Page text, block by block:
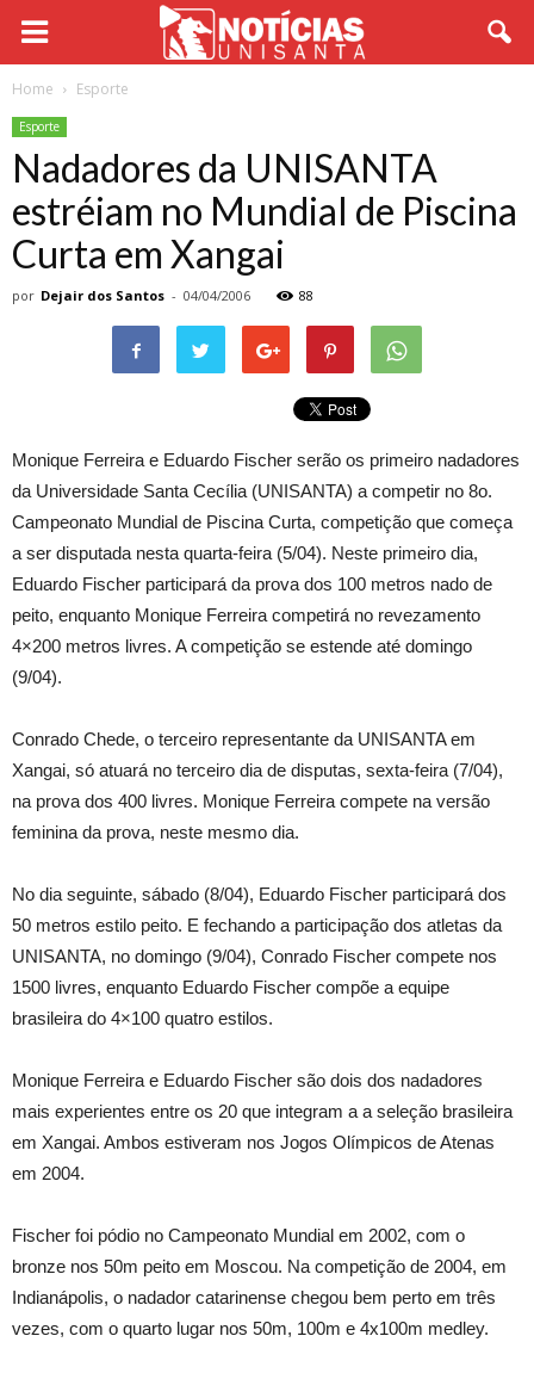
Home Esporte
Esporte
Nadadores da UNISANTA
estréiam no Mundial de Piscina
Curta em Xangai
por Dejair dos Santos - 04/04/2006 88
Monique Ferreira e Eduardo Fischer serão os primeiro nadadores
da Universidade Santa Cecília (UNISANTA) a competir no 8o.
Campeonato Mundial de Piscina Curta, competição que começa
a ser disputada nesta quarta-feira (5/04). Neste primeiro dia,
Eduardo Fischer participará da prova dos 100 metros nado de
peito, enquanto Monique Ferreira competirá no revezamento
4×200 metros livres. A competição se estende até domingo
(9/04).
Conrado Chede, o terceiro representante da UNISANTA em
Xangai, só atuará no terceiro dia de disputas, sexta-feira (7/04),
na prova dos 400 livres. Monique Ferreira compete na versão
feminina da prova, neste mesmo dia.
No dia seguinte, sábado (8/04), Eduardo Fischer participará dos
50 metros estilo peito. E fechando a participação dos atletas da
UNISANTA, no domingo (9/04), Conrado Fischer compete nos
1500 livres, enquanto Eduardo Fischer compõe a equipe
brasileira do 4×100 quatro estilos.
Monique Ferreira e Eduardo Fischer são dois dos nadadores
mais experientes entre os 20 que integram a a seleção brasileira
em Xangai. Ambos estiveram nos Jogos Olímpicos de Atenas
em 2004.
Fischer foi pódio no Campeonato Mundial em 2002, com o
bronze nos 50m peito em Moscou. Na competição de 2004, em
Indianápolis, o nadador catarinense chegou bem perto em três
vezes, com o quarto lugar nos 50m, 100m e 4x100m medley.